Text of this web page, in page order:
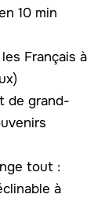
10 min
Français à
de grand-
tout :
à